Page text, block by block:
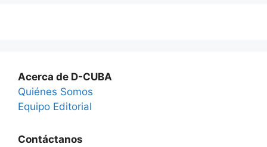
Acerca de D-CUBA
Quiénes Somos
Equipo Editorial
Contáctanos